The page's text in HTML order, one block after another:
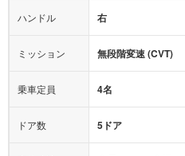
ヒルディセントコントロール
オートマチックハイビーム
ハンドル 右
ミッション 無段階変速 (CVT)
乗車定員 4名
ドア数 5ドア